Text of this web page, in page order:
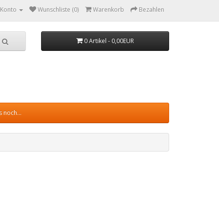
Wunschliste (0) Warenkorb Bezahlen
0 Artikel - 0,00EUR
noch...